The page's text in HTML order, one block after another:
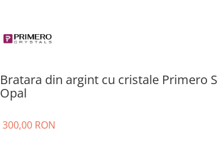
Bratara din argint cu cristale Primero
Opal
300,00 RON